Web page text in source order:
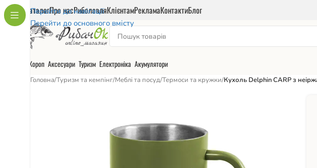
Перейти до навігації
Перейти до основного вмісту
КаталогПро насРиболовляКлієнтамРекламаКонтактиБлог
Короп Аксесуари Туризм Електроніка Акумулятори
Головна/Туризм та кемпінг/Меблі та посуд/Термоси та кружки/Кухоль Delphin CARP з